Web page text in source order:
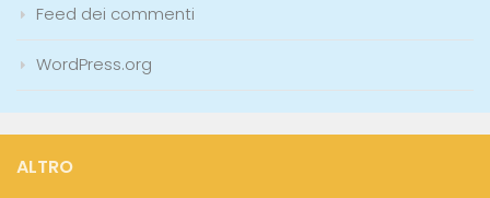
Feed dei commenti
WordPress.org
ALTRO